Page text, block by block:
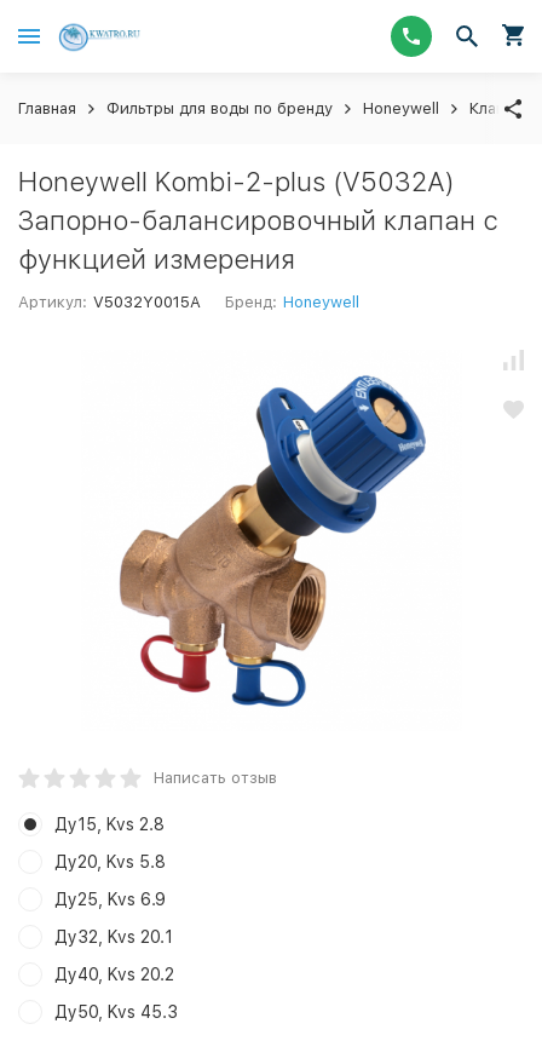
Главная Фильтры для воды по бренду Honeywell Клапаны
Honeywell Kombi-2-plus (V5032А)
Запорно-балансировочный клапан с
функцией измерения
Артикул: V5032Y0015А Бренд: Honeywell
Написать отзыв
Ду15, Kvs 2.8
Ду20, Kvs 5.8
Ду25, Kvs 6.9
Ду32, Kvs 20.1
Ду40, Kvs 20.2
Ду50, Kvs 45.3